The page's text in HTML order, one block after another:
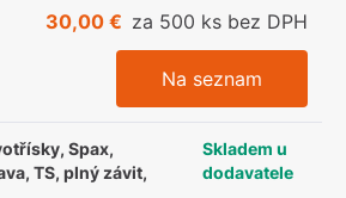
30,00 € za 500 ks bez DPH
Na seznam
Spax,
TS, plný závit,
Skladem u
dodavatele